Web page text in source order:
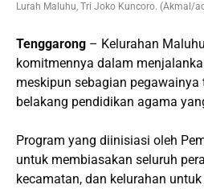
Lurah Maluhu, Tri Joko Kuncoro. (Akmal/
Tenggarong – Kelurahan
komitmennya dalam
meskipun sebagian
belakang pendidikan agama
Program yang diinisiasi oleh
untuk membiasakan seluruh
kecamatan, dan kelurahan